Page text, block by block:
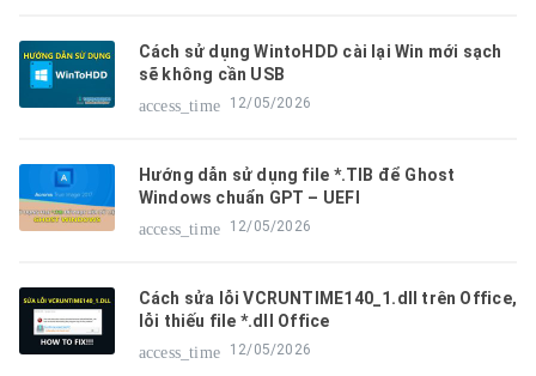
Cách sử dụng WintoHDD cài lại Win mới sạch
sẽ không cần USB
access_time
12/05/2026
Hướng dẫn sử dụng file *.TIB để Ghost
Windows chuẩn GPT – UEFI
access_time
12/05/2026
Cách sửa lỗi VCRUNTIME140_1.dll trên Office,
lỗi thiếu file *.dll Office
access_time
12/05/2026